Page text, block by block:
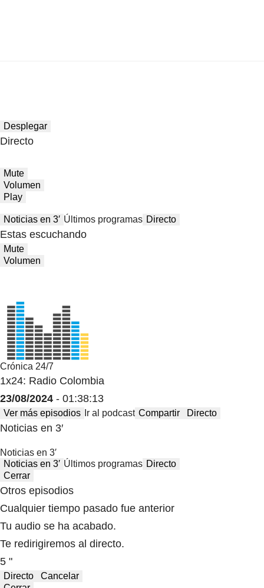
Desplegar
Directo
Mute
Volumen
Play
Noticias en 3′ Últimos programas Directo
Estas escuchando
Mute
Volumen
Crónica 24/7
1x24: Radio Colombia
23/08/2024 - 01:38:13
Ver más episodios Ir al podcast Compartir Directo
Noticias en 3′
Noticias en 3′
Noticias en 3′ Últimos programas Directo
Cerrar
Otros episodios
Cualquier tiempo pasado fue anterior
Tu audio se ha acabado.
Te redirigiremos al directo.
5 "
Directo
Cancelar